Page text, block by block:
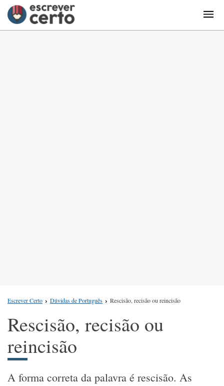
Escrever Certo Dúvidas de Português Rescisão, recisão ou reincisão
Rescisão, recisão ou
reincisão
A forma correta da palavra é rescisão. As